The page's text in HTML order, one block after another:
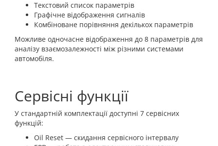
Текстовий список параметрів
Графічне відображення сигналів
Комбіноване порівняння декількох параметрів
Можливе одночасне відображення до 8 параметрів для
аналізу взаємозалежності між різними системами
автомобіля.
Сервісні функції
У стандартній комплектації доступні 7 сервісних
функцій:
Oil Reset — скидання сервісного інтервалу